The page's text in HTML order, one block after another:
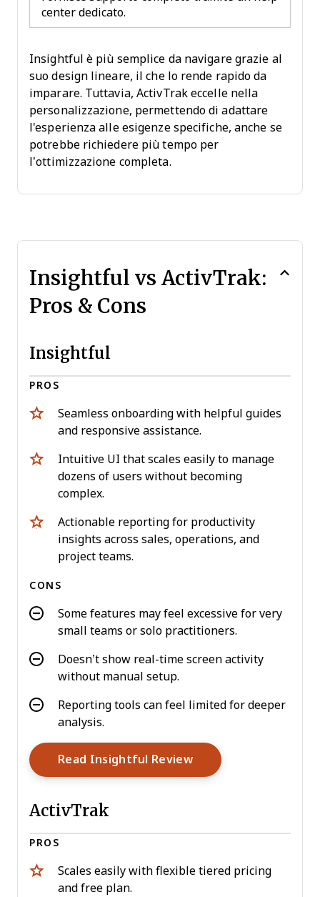
center dedicato.
Insightful è più semplice da navigare grazie al
suo design lineare, il che lo rende rapido da
imparare. Tuttavia, ActivTrak eccelle nella
personalizzazione, permettendo di adattare
l'esperienza alle esigenze specifiche, anche se
potrebbe richiedere più tempo per
l’ottimizzazione completa.
Insightful vs ActivTrak:
Pros & Cons
Insightful
PROS
Seamless onboarding with helpful guides
and responsive assistance.
Intuitive UI that scales easily to manage
dozens of users without becoming
complex.
Actionable reporting for productivity
insights across sales, operations, and
project teams.
CONS
Some features may feel excessive for very
small teams or solo practitioners.
Doesn’t show real-time screen activity
without manual setup.
Reporting tools can feel limited for deeper
analysis.
Read Insightful ReviewOpens New Window
ActivTrak
PROS
Scales easily with flexible tiered pricing
and free plan.